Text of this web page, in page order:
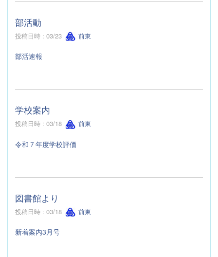
部活動
投稿日時 : 03/23 前東
部活速報
学校案内
投稿日時 : 03/18 前東
令和７年度学校評価
図書館より
投稿日時 : 03/18 前東
新着案内3月号